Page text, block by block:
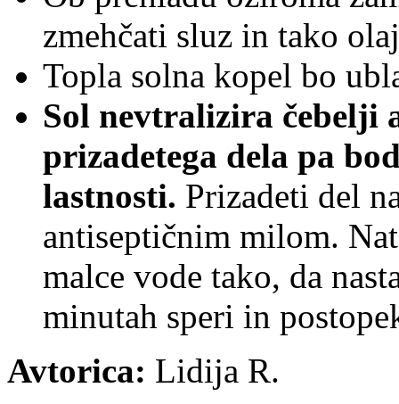
zmehčati sluz in tako
Topla solna kopel bo
Sol nevtralizira čebelji
prizadetega dela pa
lastnosti. Prizadeti del
antiseptičnim milom.
malce vode tako, da
minutah speri in
Avtorica: Lidija R.